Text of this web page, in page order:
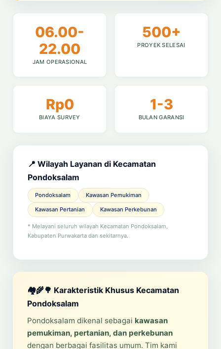
06.00-
22.00
JAM OPERASIONAL
500+
PROYEK SELESAI
Rp0
BIAYA SURVEY
1-3
BULAN GARANSI
📍 Wilayah Layanan di Kecamatan
Pondoksalam
Pondoksalam Kawasan Pemukiman
Kawasan Pertanian Kawasan Perkebunan
* Melayani seluruh wilayah Kecamatan Pondoksalam,
Kabupaten Purwakarta dan sekitarnya.
🏘️🌾🌳 Karakteristik Khusus Kecamatan
Pondoksalam
Pondoksalam dikenal sebagai kawasan
pemukiman, pertanian, dan perkebunan
dengan berbagai fasilitas umum. Tim kami